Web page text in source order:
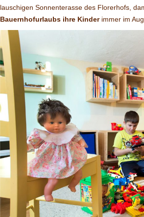
lauschigen Sonnenterasse des Florerhofs,
Bauernhofurlaubs ihre Kinderimmer im